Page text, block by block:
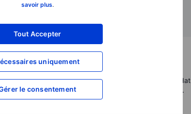
savoir plus.
Tout Accepter
uniquement
le consentement
modèle
comme
Prévisions chocs
Malgré certaines inquiétudes, les
élections américaines de mi-mandat
de 2026 se déroulent sans heurts.